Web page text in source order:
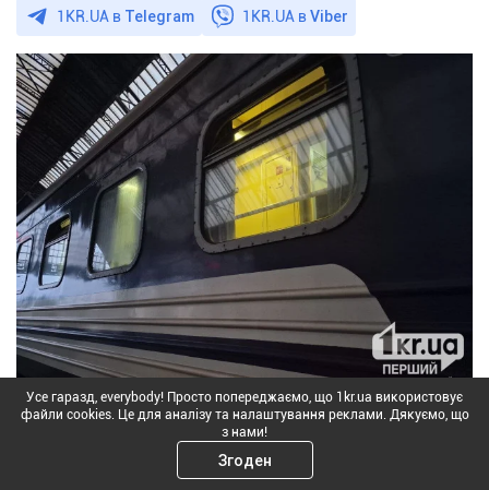
1KR.UA в Telegram 1KR.UA вViber
Фото: Перший Криворізький
Через погіршення безпекової ситуації на
Дніпропетровщині, Харківщині та Запорізькому
Усе гаразд, everybody! Просто попереджаємо, що 1kr.ua використовує
файли cookies. Це для аналізу та налаштування реклами. Дякуємо, що
з нами!
Згоден